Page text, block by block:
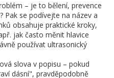
– je to bělení, prevence
Pak se podívejte na název a
obsahuje praktické kroky,
jak často měnit hlavice
používat ultrasonický
slova v popisu – pokud
dásní", pravděpodobně